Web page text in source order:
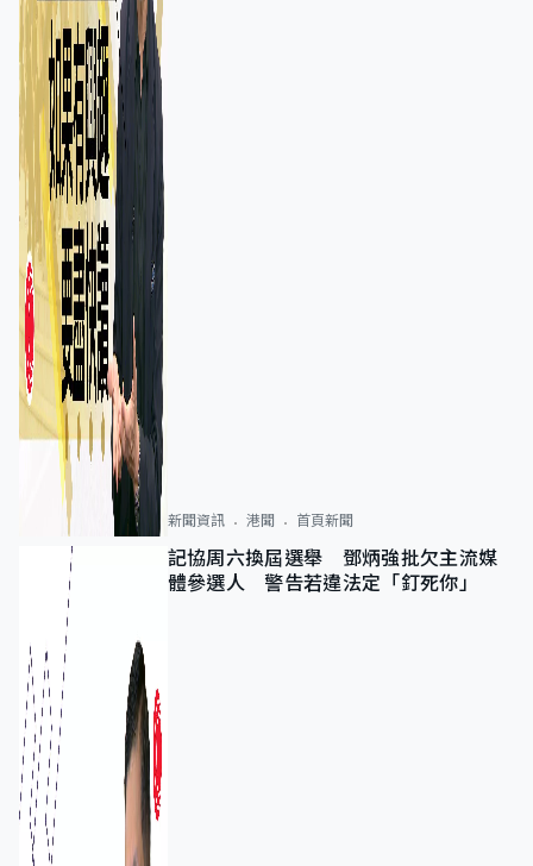
新聞資訊 港聞 首頁新聞
記協周六換屆選舉 鄧炳強批欠主流媒
體參選人 警告若違法定「釘死你」